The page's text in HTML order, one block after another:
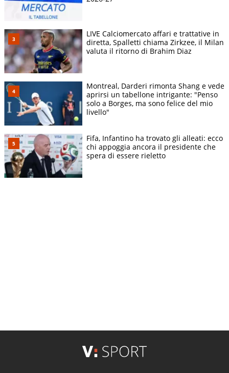
LIVE Calciomercato affari e trattative in
diretta, Spalletti chiama Zirkzee, il Milan
valuta il ritorno di Brahim Diaz
Montreal, Darderi rimonta Shang e vede
aprirsi un tabellone intrigante: "Penso
solo a Borges, ma sono felice del mio
livello"
Fifa, Infantino ha trovato gli alleati: ecco
chi appoggia ancora il presidente che
spera di essere rieletto